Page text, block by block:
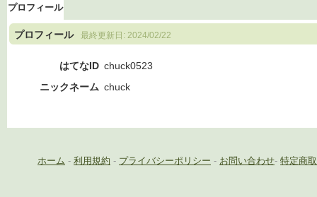
プロフィール
プロフィール 最終更新日: 2024/02/22
はてなID chuck0523
ニックネーム chuck
ホーム - 利用規約 - プライバシーポリシー - お問い合わせ- 特定商